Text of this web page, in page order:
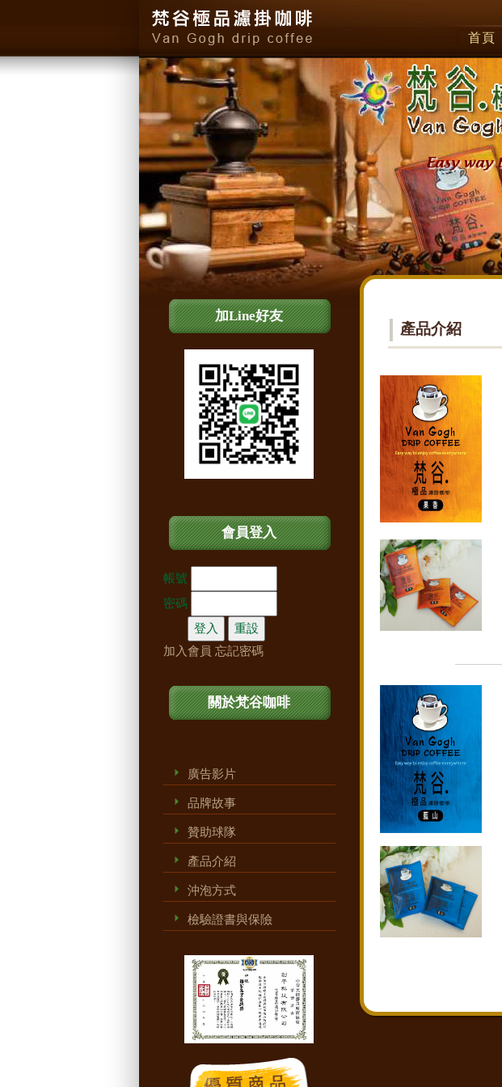
首頁
加Line好友
會員登入
帳號
密碼
加入會員 忘記密碼
關於梵谷咖啡
廣告影片
品牌故事
贊助球隊
產品介紹
沖泡方式
檢驗證書與保險
產品介紹